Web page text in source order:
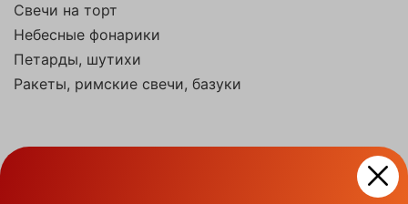
Свечи на торт
Небесные фонарики
Петарды, шутихи
Ракеты, римские свечи, базуки